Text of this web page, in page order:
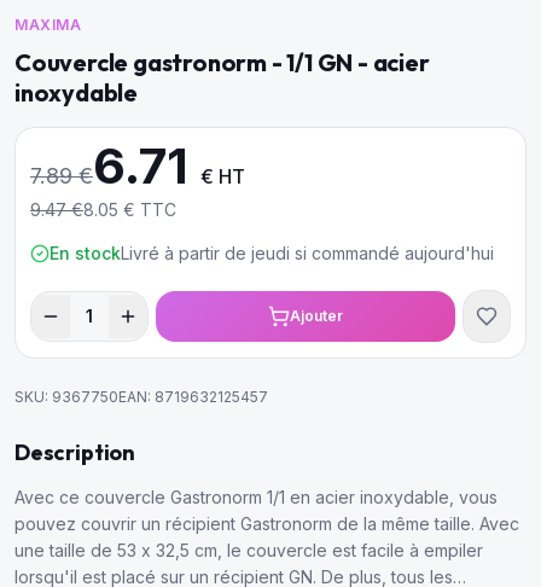
MAXIMA
Couvercle gastronorm - 1/1 GN - acier
inoxydable
7.89€6.71 € HT
9.47€8.05 € TTC
En stockLivré à partir de jeudi si commandé aujourd'hui
1 Ajouter
SKU: 9367750EAN: 8719632125457
Description
Avec ce couvercle Gastronorm 1/1 en acier inoxydable, vous
pouvez couvrir un récipient Gastronorm de la même taille. Avec
une taille de 53 x 32,5 cm, le couvercle est facile à empiler
lorsqu'il est placé sur un récipient GN. De plus, tous les